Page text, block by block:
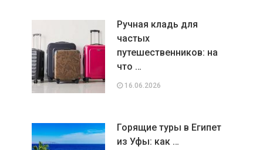
Ручная кладь для
частых
путешественников: на
что …
16.06.2026
Горящие туры в Египет
из Уфы: как …